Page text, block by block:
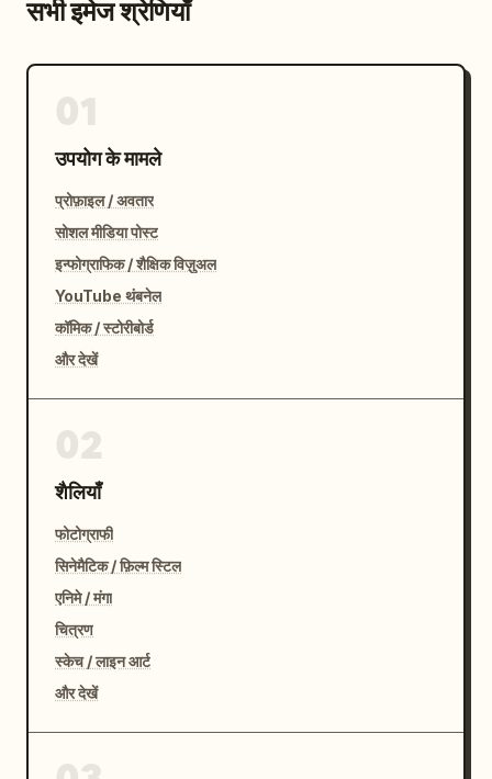
सभी इमेज श्रेणियाँ
उपयोग के मामले
प्रोफ़ाइल / अवतार
सोशल मीडिया पोस्ट
इन्फोग्राफिक / शैक्षिक विज़ुअल
YouTube थंबनेल
कॉमिक / स्टोरीबोर्ड
और देखें
शैलियाँ
फोटोग्राफी
सिनेमैटिक / फ़िल्म स्टिल
एनिमे / मंगा
चित्रण
स्केच / लाइन आर्ट
और देखें